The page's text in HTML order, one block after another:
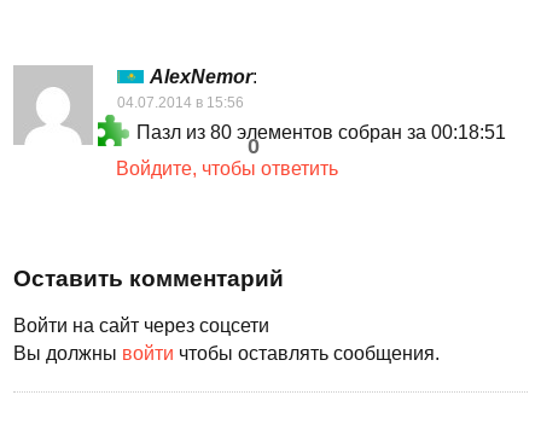
AlexNemor:
04.07.2014 в 15:56
Пазл из 80 элементов собран за 00:18:51
0
Войдите, чтобы ответить
Оставить комментарий
Войти на сайт через соцсети
Вы должны войти чтобы оставлять сообщения.